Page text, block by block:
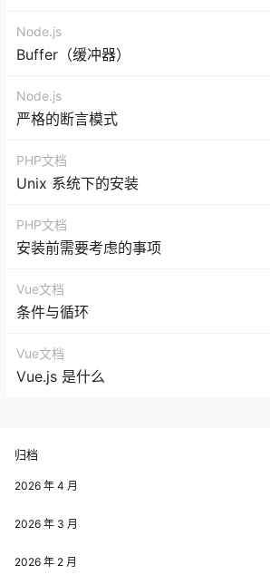
Node.js
Buffer（缓冲器）
Node.js
严格的断言模式
PHP文档
Unix 系统下的安装
PHP文档
安装前需要考虑的事项
Vue文档
条件与循环
Vue文档
Vue.js 是什么
归档
2026 年 4 月
2026 年 3 月
2026 年 2 月